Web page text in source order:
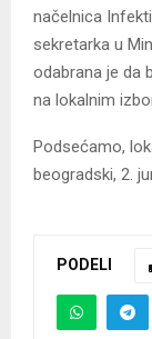
načelnica
sekretarka u
odabrana je da
na lokalnim
Podsećamo,
beogradski, 2.
PODELI